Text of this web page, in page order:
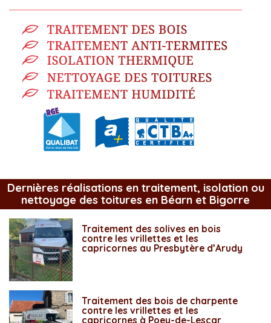
Dernières réalisations en traitement, isolation ou
nettoyage des toitures en Béarn et Bigorre
Traitement des solives en bois
contre les vrillettes et les
capricornes au Presbytère d’Arudy
Traitement des bois de charpente
contre les vrillettes et les
capricornes à Poey-de-Lescar